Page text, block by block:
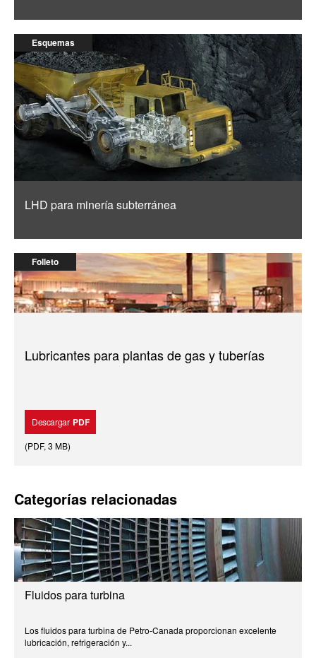
Esquemas
LHD para minería subterránea
Folleto
Lubricantes para plantas de gas y tuberías
Descargar PDF
(PDF, 3 MB)
Categorías relacionadas
Fluidos para turbina
Los fluidos para turbina de Petro-Canada proporcionan excelente
lubricación, refrigeración y...